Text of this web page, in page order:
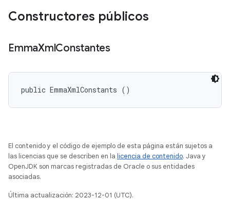
Constructores públicos
EmmaXmlConstantes
public EmmaXmlConstants ()
El contenido y el código de ejemplo de esta página están sujetos a
las licencias que se describen en la licencia de contenido. Java y
OpenJDK son marcas registradas de Oracle o sus entidades
asociadas.
Última actualización: 2023-12-01 (UTC).